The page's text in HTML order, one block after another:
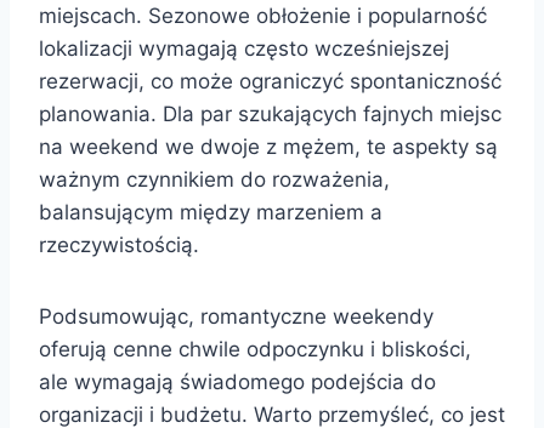
miejscach. Sezonowe obłożenie i popularność
lokalizacji wymagają często wcześniejszej
rezerwacji, co może ograniczyć spontaniczność
planowania. Dla par szukających fajnych miejsc
na weekend we dwoje z mężem, te aspekty są
ważnym czynnikiem do rozważenia,
balansującym między marzeniem a
rzeczywistością.
Podsumowując, romantyczne weekendy
oferują cenne chwile odpoczynku i bliskości,
ale wymagają świadomego podejścia do
organizacji i budżetu. Warto przemyśleć, co jest